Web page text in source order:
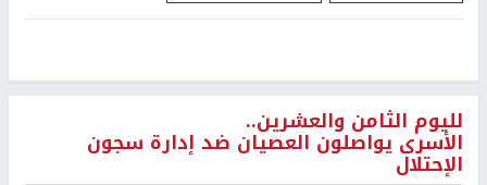
لليوم الثامن والعشرين..
الأسرى يواصلون العصيان ضد إدارة سجون
الإحتلال